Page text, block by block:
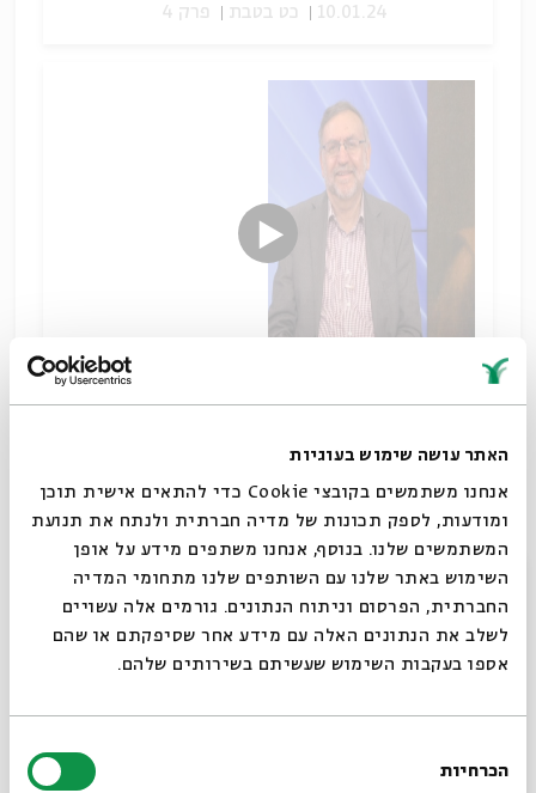
האתר עושה שימוש בעוגיות
אנחנו משתמשים בקובצי Cookie כדי להתאים אישית תוכן
ומודעות, לספק תכונות של מדיה חברתית ולנתח את תנועת
המשתמשים שלנו. בנוסף, אנחנו משתפים מידע על אופן
השימוש באתר שלנו עם השותפים שלנו מתחומי המדיה
החברתית, הפרסום וניתוח הנתונים. גורמים אלה עשויים
לשלב את הנתונים האלה עם מידע אחר שסיפקתם או שהם
אספו בעקבות השימוש שעשיתם בשירותים שלהם.
הסכמה
הכרחיות
10.01.24 כט בטבת פרק 4
שיתוף
היסטוריה יהודית שמואל פיינר
מנדלסון פילוסופיה
הורדת מקורות מתוך אירוע משה מנדלסון וראשית ההומניזם
הליברלי היהודי
סגור